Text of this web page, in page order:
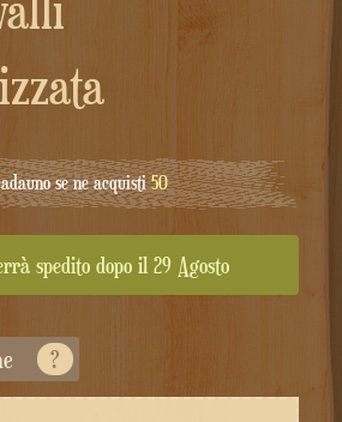
se ne acquisti50
spedito dopo il 29 Agosto
?